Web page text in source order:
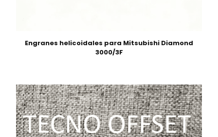
Engranes helicoidales para Mitsubishi Diamond
3000/3F